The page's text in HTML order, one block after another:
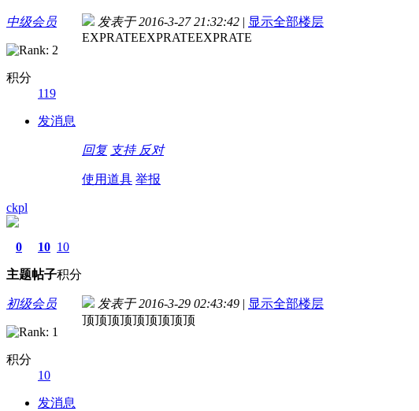
中级会员
积分
119
发消息
发表于 2016-3-27 21:32:42 | 显示全部楼层
EXPRATEEXPRATEEXPRATE
回复 支持 反对
使用道具 举报
ckpl
0
主题
10
帖子
10
积分
初级会员
积分
10
发消息
发表于 2016-3-29 02:43:49 | 显示全部楼层
顶顶顶顶顶顶顶顶顶